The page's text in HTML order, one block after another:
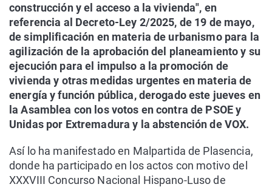
construcción y el acceso a la vivienda", en
referencia al Decreto-Ley 2/2025, de 19 de mayo,
de simplificación en materia de urbanismo para la
agilización de la aprobación del planeamiento y su
ejecución para el impulso a la promoción de
vivienda y otras medidas urgentes en materia de
energía y función pública, derogado este jueves en
la Asamblea con los votos en contra de PSOE y
Unidas por Extremadura y la abstención de VOX.
Así lo ha manifestado en Malpartida de Plasencia,
donde ha participado en los actos con motivo del
XXXVIII Concurso Nacional Hispano-Luso de